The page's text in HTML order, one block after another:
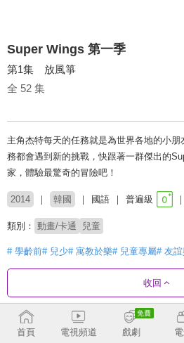
Super Wings 第一季
第1集 放風箏
全 52 集
主角杰特每天的任務就是為世界各地的小
務都會遇到新的挑戰，快跟著一群傑出的
家，體驗最驚奇的冒險吧！
2014 韓國 國語 普遍級
類別： 動畫/卡通 兒童
# 學齡前# 兒少# 寓教於樂# 兒童專屬# 友
收回
劇集列表
首頁 電視頻道 戲劇